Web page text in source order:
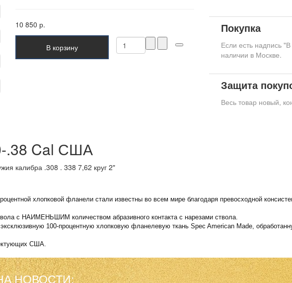
10 850 р.
В корзину
Покупка
Если есть надпись
наличии в Москве.
Защита
Весь товар новый,
.38 Cal США
калибра .308 . 338 7,62 круг 2"
хлопковой фланели стали известны во всем мире благодаря превосходной
с НАИМЕНЬШИМ количеством абразивного контакта с нарезами ствола.
100-процентную хлопковую фланелевую ткань Spec American Made,
США.
НОВОСТИ: